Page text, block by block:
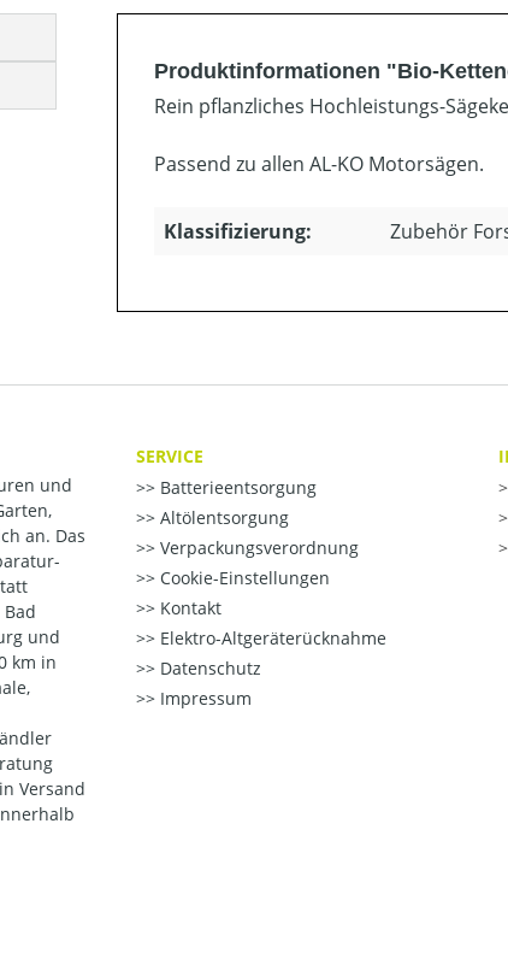
Produktinformationen "Bio-
Rein pflanzliches Hochleistungs-
Passend zu allen AL-KO Motorsägen.
Klassifizierung: Zubehör
und
an. Das
und
km in
Versand
SERVICE
Batterieentsorgung
Altölentsorgung
Verpackungsverordnung
Cookie-Einstellungen
Kontakt
Elektro-Altgeräterücknahme
Datenschutz
Impressum